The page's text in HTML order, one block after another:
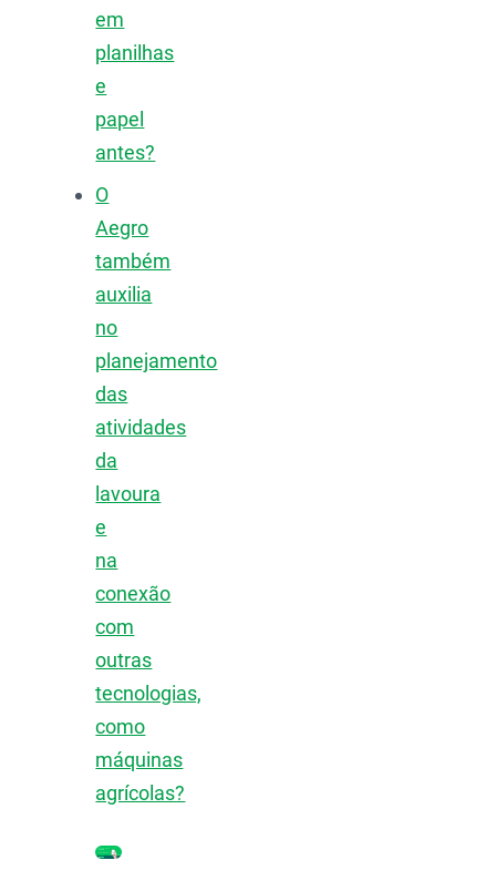
em
planilhas
e
papel
antes?
O
Aegro
também
auxilia
no
planejamento
das
atividades
da
lavoura
e
na
conexão
com
outras
tecnologias,
como
máquinas
agrícolas?